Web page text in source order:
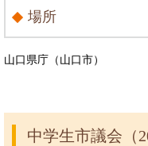
場所
山口県庁（山口市）
中学生市議会（